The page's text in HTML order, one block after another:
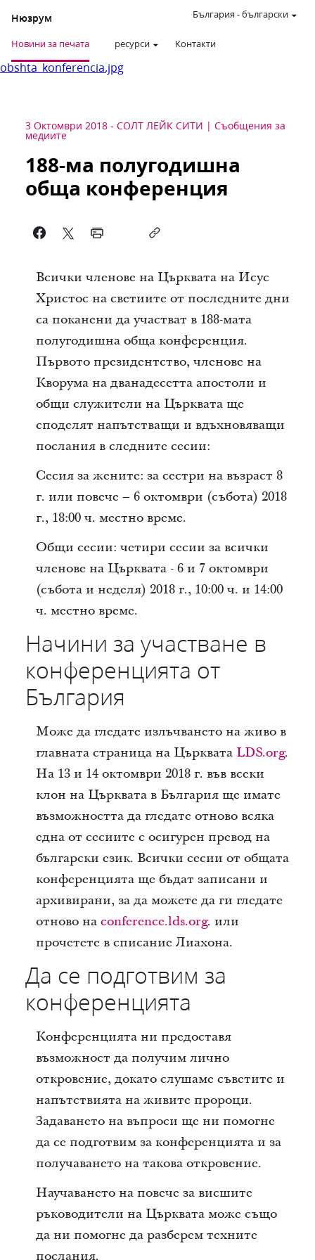
Нюзрум
Новини за печата ресурси Контакти
България -български
obshta_konferencia.jpg
3 Октомври 2018 - СОЛТ ЛЕЙК СИТИ Съобщения за
медиите
188-ма полугодишна
обща конференция
Всички членове на Църквата на Исус
Христос на светиите от последните дни
са поканени да участват в 188-мата
полугодишна обща конференция.
Първото президентство, членове на
Кворума на дванадесетта апостоли и
общи служители на Църквата ще
споделят напътстващи и вдъхновяващи
послания в следните сесии:
Сесия за жените: за сестри на възраст 8
г. или повече – 6 октомври (събота) 2018
г., 18:00 ч. местно време.
Общи сесии: четири сесии за всички
членове на Църквата - 6 и 7 октомври
(събота и неделя) 2018 г., 10:00 ч. и 14:00
ч. местно време.
Начини за участване в
конференцията от
България
Може да гледате излъчването на живо в
главната страница на Църквата LDS.org.
На 13 и 14 октомври 2018 г. във всеки
клон на Църквата в България ще имате
възможността да гледате отново всяка
една от сесиите с осигурен превод на
български език. Всички сесии от общата
конференцията ще бъдат записани и
архивирани, за да можете да ги гледате
отново на conference.lds.org. или
прочетете в списание Лиахона.
Да се подготвим за
конференцията
Конференцията ни предоставя
възможност да получим лично
откровение, докато слушаме съветите и
напътствията на живите пророци.
Задаването на въпроси ще ни помогне
да се подготвим за конференцията и за
получаването на такова откровение.
Научаването на повече за висшите
ръководители на Църквата може също
да ни помогне да разберем техните
послания.